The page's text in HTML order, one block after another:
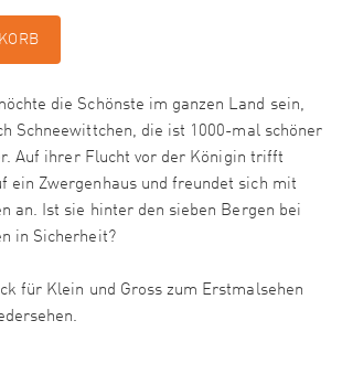
die Schönste im ganzen Land sein,
Schneewittchen, die ist 1000-mal schöner
Auf ihrer Flucht vor der Königin trifft
ein Zwergenhaus und freundet sich mit
an. Ist sie hinter den sieben Bergen bei
in Sicherheit?
für Klein und Gross zum Erstmalsehen